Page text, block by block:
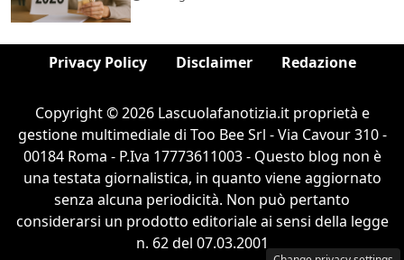
Privacy Policy Disclaimer Redazione
Copyright © 2026 Lascuolafanotizia.it proprietà e
gestione multimediale di Too Bee Srl - Via Cavour 310 -
00184 Roma - P.Iva 17773611003 - Questo blog non è
una testata giornalistica, in quanto viene aggiornato
senza alcuna periodicità. Non può pertanto
considerarsi un prodotto editoriale ai sensi della legge
n. 62 del 07.03.2001